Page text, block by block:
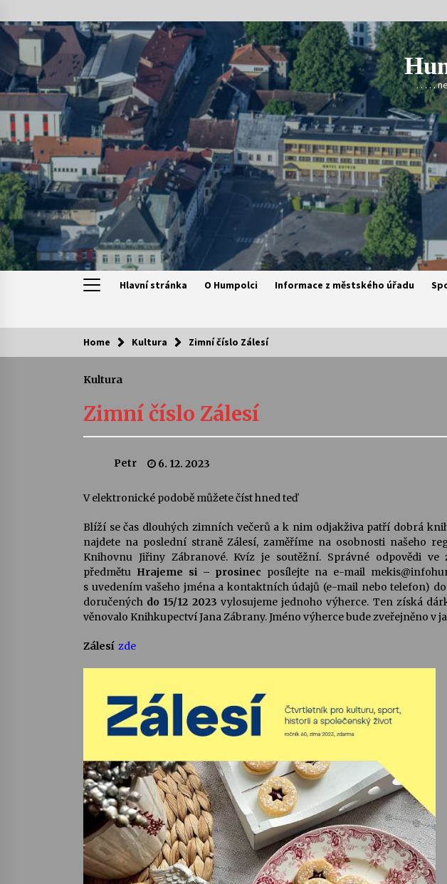
to
content
. . . . .
Hlavní stránka O Humpolci Informace z městského úřadu
Kam za kulturou?
Camerata a Sukuba Ensemble
4. 8. 2026
Pozvánka na integrační festival
Quijotova šedesátka: 28. 7.–1. 8.
28. 7. 2026
Letní koncerty ve Stromovce: Rufus
Miller
22. 7. 2026
Za kulturou kousek za Humpolec. V
Želivě ožije odkaz Josefa Čapka
13. 7. 2026
Home Kultura Zimní číslo Zálesí
Kultura
Zimní číslo Zálesí
Petr 6. 12. 2023
V elektronické podobě můžete číst hned teď
Blíží se čas dlouhých zimních večerů a k nim odjakživa patří dobrá
najdete na poslední straně Zálesí, zaměříme na osobnosti našeho
Knihovnu Jiřiny Zábranové. Kvíz je soutěžní. Správné odpovědi
předmětu Hrajeme si – prosinec posílejte na e-mail
s uvedením vašeho jména a kontaktních údajů (e-mail nebo telefon)
doručených do 15/12 2023 vylosujeme jednoho výherce. Ten získá
věnovalo Knihkupectví Jana Zábrany. Jméno výherce bude zveřejněno v
Zálesí zde